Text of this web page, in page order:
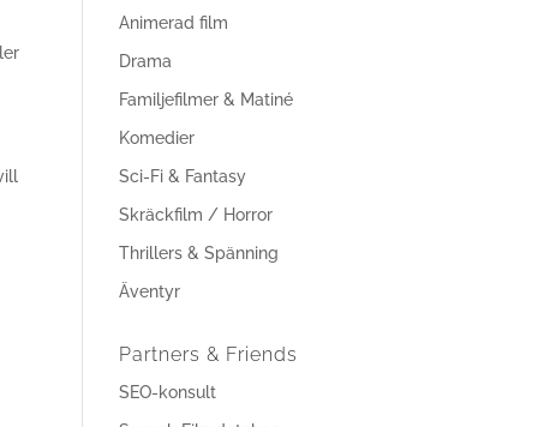
Animerad film
Drama
Familjefilmer & Matiné
Komedier
Sci-Fi & Fantasy
Skräckfilm / Horror
Thrillers & Spänning
Äventyr
Partners & Friends
SEO-konsult